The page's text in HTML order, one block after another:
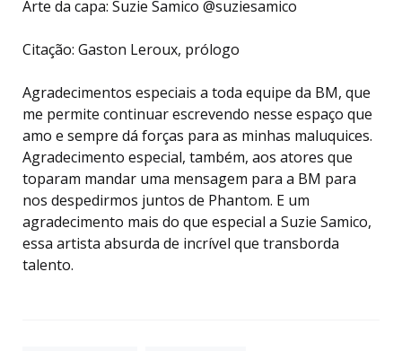
Arte da capa: Suzie Samico @suziesamico
Citação: Gaston Leroux, prólogo
Agradecimentos especiais a toda equipe da BM, que
me permite continuar escrevendo nesse espaço que
amo e sempre dá forças para as minhas maluquices.
Agradecimento especial, também, aos atores que
toparam mandar uma mensagem para a BM para
nos despedirmos juntos de Phantom. E um
agradecimento mais do que especial a Suzie Samico,
essa artista absurda de incrível que transborda
talento.